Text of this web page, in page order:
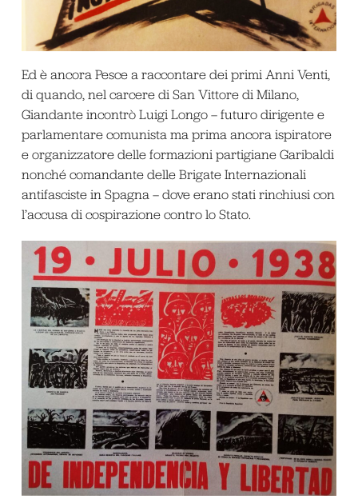
Ed è ancora Pesce a raccontare dei primi Anni Venti,
di quando, nel carcere di San Vittore di Milano,
Giandante incontrò Luigi Longo – futuro dirigente e
parlamentare comunista ma prima ancora ispiratore
e organizzatore delle formazioni partigiane Garibaldi
nonché comandante delle Brigate Internazionali
antifasciste in Spagna – dove erano stati rinchiusi con
l’accusa di cospirazione contro lo Stato.